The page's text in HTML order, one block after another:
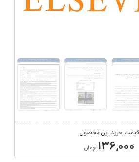
قیمت خرید این محصول
۱۳۶,۰۰۰ تومان